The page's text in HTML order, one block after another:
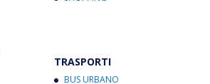
TRASPORTI
BUS URBANO